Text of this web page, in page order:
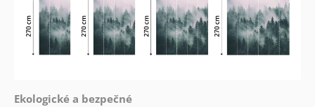
Ekologické a bezpečné